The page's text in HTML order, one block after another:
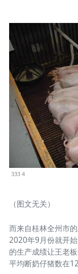
333 4
（图文无关）
而来自桂林全州市
2020年9月份就开
的生产成绩让王老
平均断奶仔猪数在